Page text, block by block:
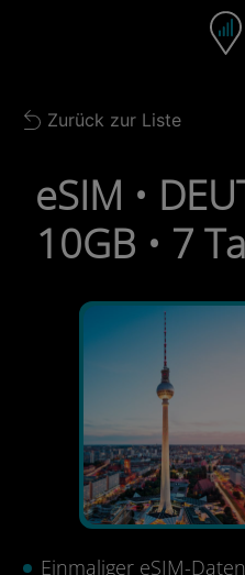
Navigationsleiste
Back to list
Zurück zur Liste
eSIM •
10GB • 7
Einmaliger eSIM-